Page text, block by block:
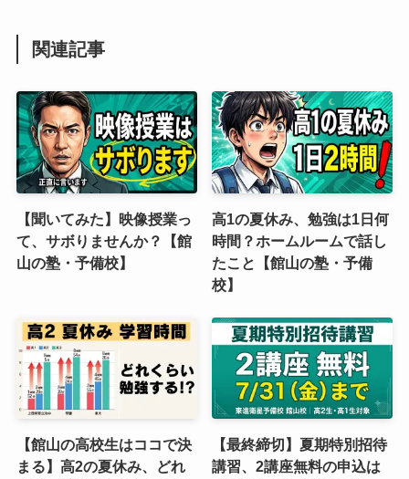
関連記事
【聞いてみた】映像授業っ
て、サボりませんか？【館
山の塾・予備校】
高1の夏休み、勉強は1日何
時間？ホームルームで話し
たこと【館山の塾・予備
校】
【館山の高校生はココで決
まる】高2の夏休み、どれ
【最終締切】夏期特別招待
講習、2講座無料の申込は